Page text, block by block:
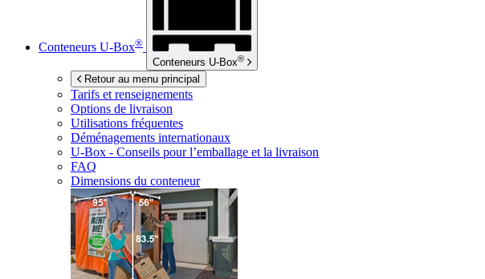
Conteneurs U-Box®
Conteneurs U-Box®
Retour au menu principal
Tarifs et renseignements
Options de livraison
Utilisations fréquentes
Déménagements internationaux
U-Box - Conseils pour l’emballage et la livraison
FAQ
Dimensions du conteneur